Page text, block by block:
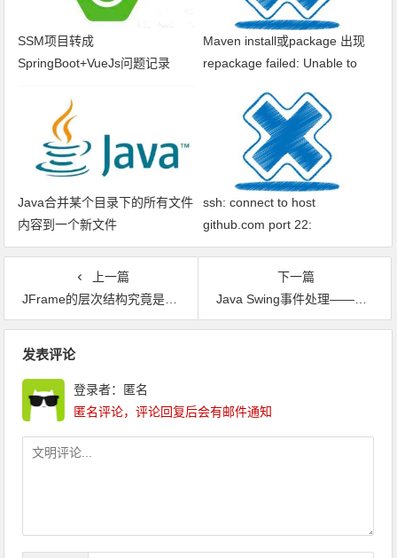
SSM项目转成
SpringBoot+VueJs问题记录
Maven install或package 出现
repackage failed: Unable to
Java合并某个目录下的所有文件
内容到一个新文件
ssh: connect to host
github.com port 22:
Connection timed out fatal: xxx
上一篇
JFrame的层次结构究竟是什么样的，什么又是ContentPane()
下一篇
Java Swing事件处理——行为事件及监听处理 ActionListener和内部类
发表评论
登录者：匿名
匿名评论，评论回复后会有邮件通知